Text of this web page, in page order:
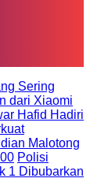
Sering
dari Xiaomi
Hafid Hadiri
Malotong
Polisi
1 Dibubarkan